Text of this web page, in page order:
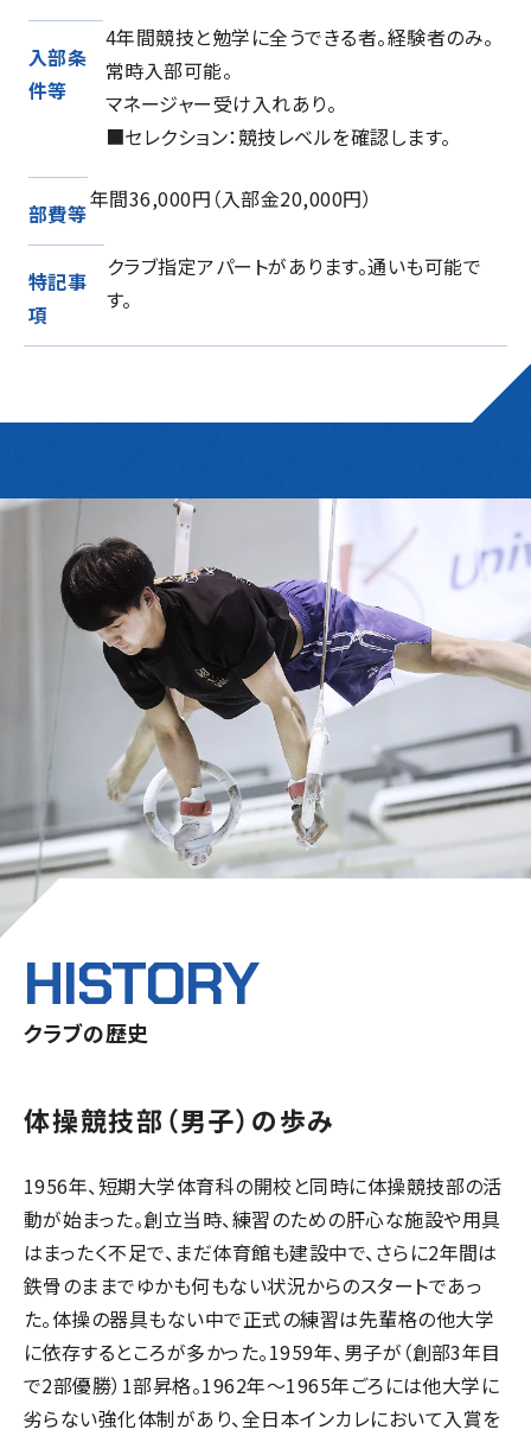
入部条
件等
4年間競技と勉学に全うできる者。経験者のみ。
常時入部可能。
マネージャー受け入れあり。
■セレクション：競技レベルを確認します。
部費等
年間36,000円（入部金20,000円）
特記事
項
クラブ指定アパートがあります。通いも可能で
す。
HISTORY
クラブの歴史
体操競技部（男子）の歩み
1956年、短期大学体育科の開校と同時に体操競技部の活
動が始まった。創立当時、練習のための肝心な施設や用具
はまったく不足で、まだ体育館も建設中で、さらに2年間は
鉄骨のままでゆかも何もない状況からのスタートであっ
た。体操の器具もない中で正式の練習は先輩格の他大学
に依存するところが多かった。1959年、男子が（創部3年目
で2部優勝）1部昇格。1962年～1965年ごろには他大学に
劣らない強化体制があり、全日本インカレにおいて入賞を